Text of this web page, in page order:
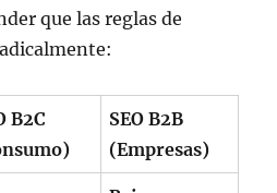
que las reglas de
B2C
SEO B2B
(Empresas)